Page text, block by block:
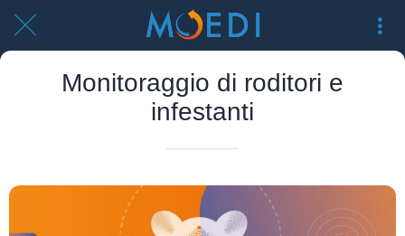
Monitoraggio di roditori e
infestanti